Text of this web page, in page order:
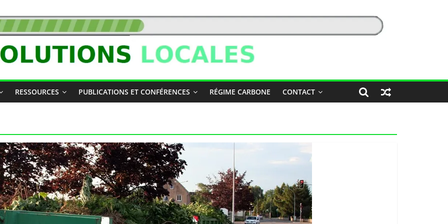
RESSOURCES PUBLICATIONS ET CONFÉRENCES RÉGIME CARBONE CONTACT